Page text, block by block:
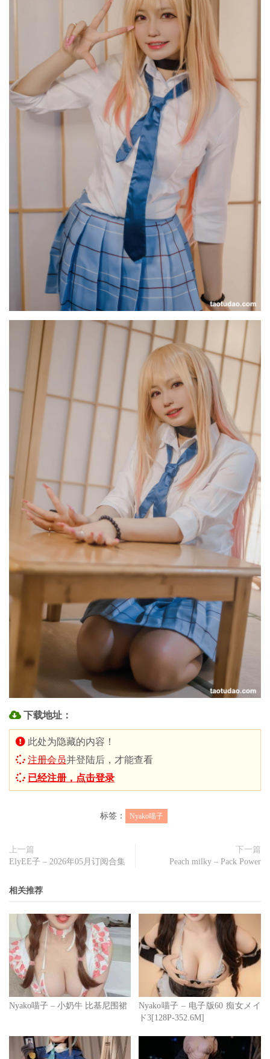
下载地址：
此处为隐藏的内容！
注册会员并登陆后，才能查看
已经注册，点击登录
标签： Nyako喵子
上一篇
ElyEE子 – 2026年05月订阅合集
下一篇
Peach milky – Pack Power
相关推荐
Nyako喵子 – 小奶牛 比基尼围裙
Nyako喵子 – 电子版60 痴女メイ
ド3[128P-352.6M]